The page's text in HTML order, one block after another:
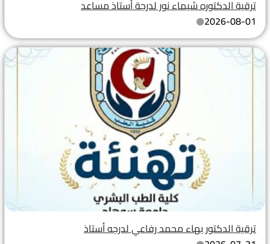
ترقية الدكتوره شيماء نور لدرجة أستاذ مساعد
2026-08-01
ترقية الدكتور بهاء محمد رفاعي لدرجه أستاذ